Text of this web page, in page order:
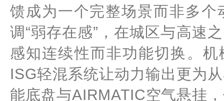
馈成为一个完整场景而非多
调“弱存在感”，在城区与高速
感知连续性而非功能切换。
ISG轻混系统让动力输出更为
能底盘与AIRMATIC空气悬挂